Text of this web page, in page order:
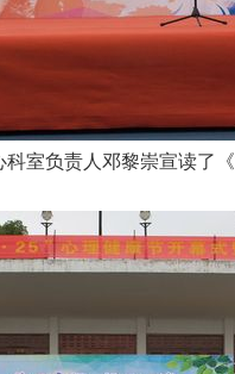
室负责人邓黎崇宣读了